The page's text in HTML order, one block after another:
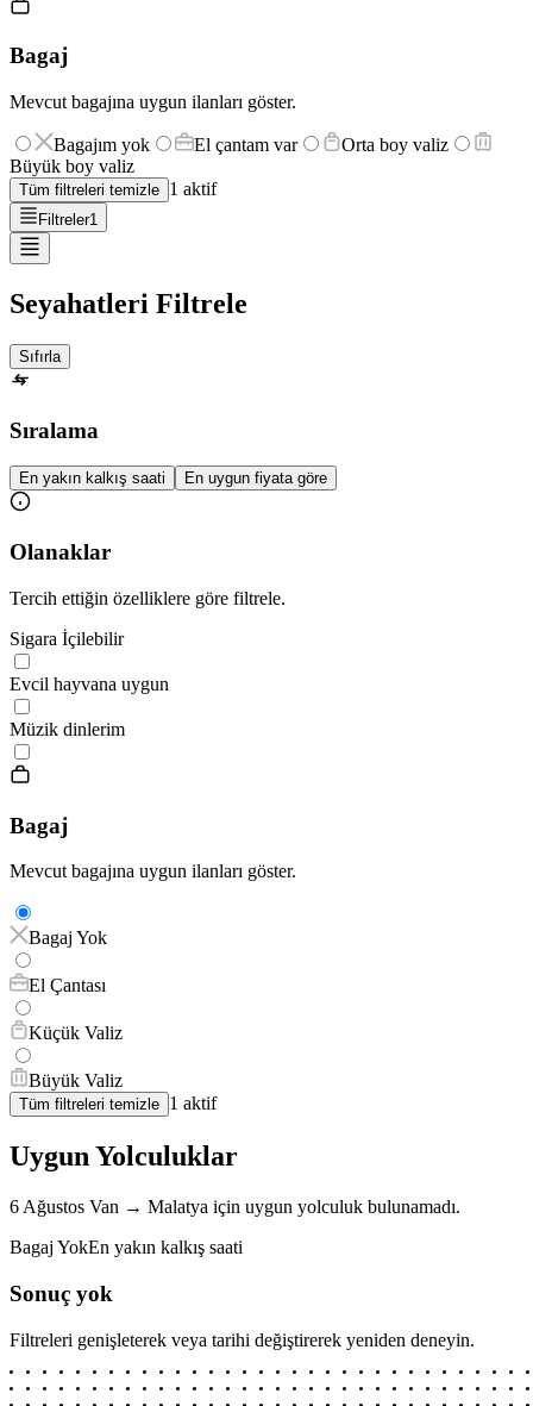
Bagaj
Mevcut bagajına uygun ilanları göster.
Bagajım yok El çantam var
Orta boy valiz
Büyük boy valiz
Tüm filtreleri temizle 1 aktif
Filtreler1
Seyahatleri Filtrele
Sıfırla
Sıralama
En yakın kalkış saati En uygun fiyata göre
Olanaklar
Tercih ettiğin özelliklere göre filtrele.
Sigara İçilebilir
Evcil hayvana uygun
Müzik dinlerim
Bagaj
Mevcut bagajına uygun ilanları göster.
Bagaj Yok
El Çantası
Küçük Valiz
Büyük Valiz
Tüm filtreleri temizle 1 aktif
Uygun Yolculuklar
6 Ağustos Van → Malatya için uygun yolculuk bulunamadı.
Bagaj YokEn yakın kalkış saati
Sonuç yok
Filtreleri genişleterek veya tarihi değiştirerek yeniden deneyin.